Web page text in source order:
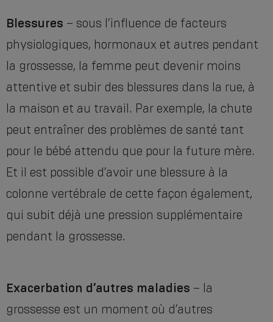
Blessures – sous l’influence de facteurs
physiologiques, hormonaux et autres pendant
la grossesse, la femme peut devenir moins
attentive et subir des blessures dans la rue, à
la maison et au travail. Par exemple, la chute
peut entraîner des problèmes de santé tant
pour le bébé attendu que pour la future mère.
Et il est possible d’avoir une blessure à la
colonne vertébrale de cette façon également,
qui subit déjà une pression supplémentaire
pendant la grossesse.
Exacerbation d’autres maladies – la
grossesse est un moment où d’autres